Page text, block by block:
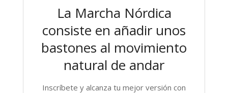
La Marcha Nórdica
consiste en añadir unos
bastones al movimiento
natural de andar
Inscríbete y alcanza tu mejor versión con